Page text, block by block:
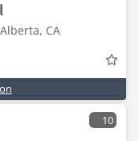
CA
10